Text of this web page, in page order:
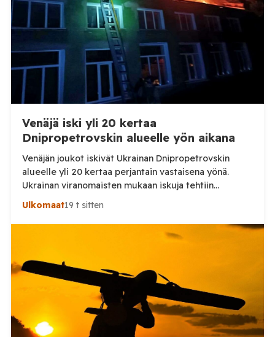
Venäjä iski yli 20 kertaa
Dnipropetrovskin alueelle yön aikana
Venäjän joukot iskivät Ukrainan Dnipropetrovskin
alueelle yli 20 kertaa perjantain vastaisena yönä.
Ukrainan viranomaisten mukaan iskuja tehtiin
drooneilla ja tykistöllä viidelle eri alueelle.
alueellisen sotilashallinnon johtaja Oleksandr Hanzha
kertoi perjantaiaamuna 7. elokuuta julkaisemassaan
hyökkäsivät yön aikana yli 20 kertaa viidelle alueelle.
Nikopolin alueella iskuja kohdistui Nikopolin
kaupunkiin sekä […]
Ulkomaat19 t sitten